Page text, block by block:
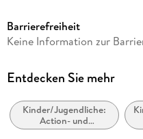
Altersempfehlung
Reihe
Autor/Autorin
Rick Riordan
Barrierefreiheit
Keine Information zur
Entdecken Sie mehr
Kinder/Jugendliche:
Action- und
Abenteuergeschichten